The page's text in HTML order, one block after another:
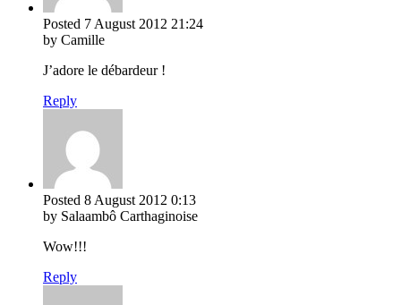
Posted 7 August 2012 21:24
by Camille
J’adore le débardeur !
Reply
Posted 8 August 2012 0:13
by Salaambô Carthaginoise
Wow!!!
Reply